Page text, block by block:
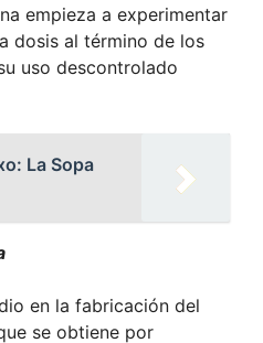
empieza a experimentar
dosis al término de los
uso descontrolado
La Sopa
en la fabricación del
se obtiene por